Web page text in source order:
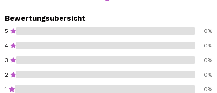
das Haarwachstum.
Erneuern Sie Ihre Kopfhaut mit diesem natürlichen
Peeling für eine gesunde Basis ohne Unreinheiten.
Vegan.
Cruelty free.
Bewertungsübersicht
5 0%
4 0%
3 0%
2 0%
1 0%